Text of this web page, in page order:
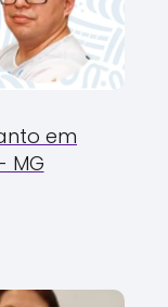
em
MG